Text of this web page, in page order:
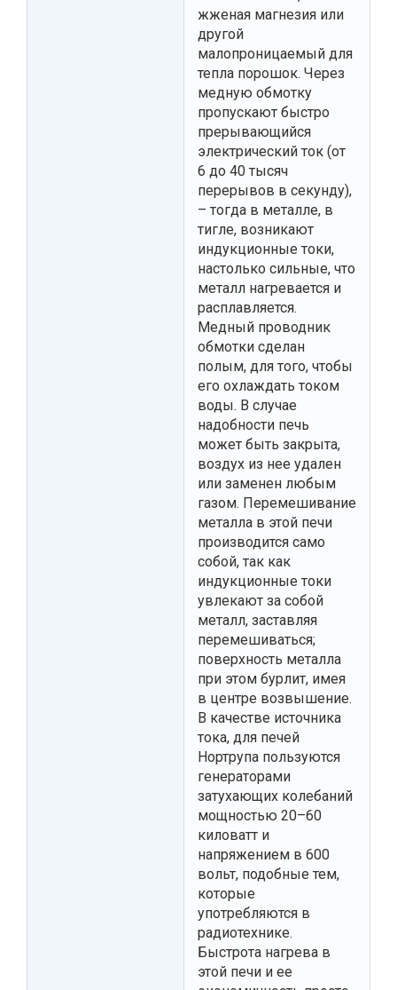
жженая магнезия или
другой
малопроницаемый для
тепла порошок. Через
медную обмотку
пропускают быстро
прерывающийся
электрический ток (от
6 до 40 тысяч
перерывов в секунду),
– тогда в металле, в
тигле, возникают
индукционные токи,
настолько сильные, что
металл нагревается и
расплавляется.
Медный проводник
обмотки сделан
полым, для того, чтобы
его охлаждать током
воды. В случае
надобности печь
может быть закрыта,
воздух из нее удален
или заменен любым
газом. Перемешивание
металла в этой печи
производится само
собой, так как
индукционные токи
увлекают за собой
металл, заставляя
перемешиваться;
поверхность металла
при этом бурлит, имея
в центре возвышение.
В качестве источника
тока, для печей
Нортрупа пользуются
генераторами
затухающих колебаний
мощностью 20–60
киловатт и
напряжением в 600
вольт, подобные тем,
которые
употребляются в
радиотехнике.
Быстрота нагрева в
этой печи и ее